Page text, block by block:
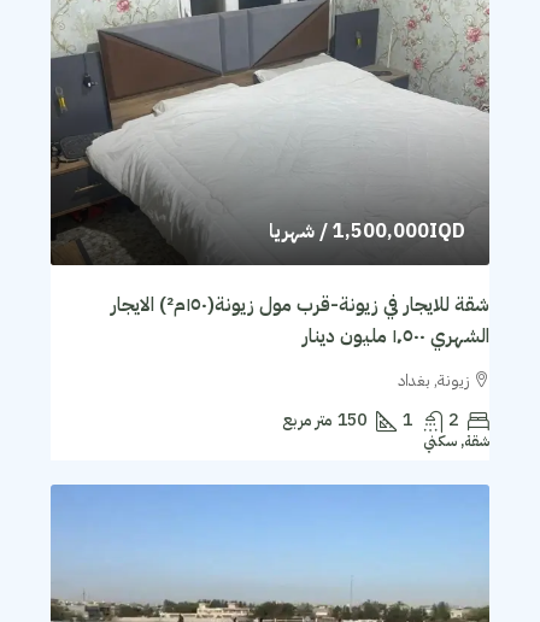
1,500,000IQD/ شهريا
شقة للايجار في زيونة-قرب مول زيونة(١٥٠م²) الايجار
الشهري ١٬٥٠٠ مليون دينار
زيونة, بغداد
2
1
150 متر مربع
شقة, سكني